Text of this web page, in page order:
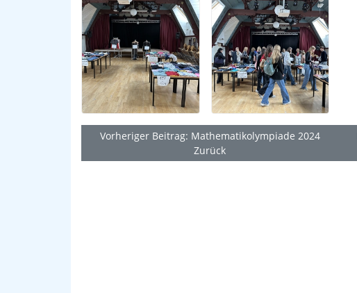
Vorheriger Beitrag: Mathematikolympiade 2024
Zurück